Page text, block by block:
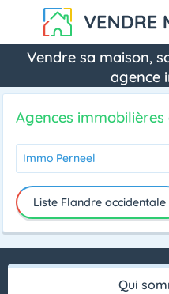
Vendre sa maison,
agence
Agences immobilières
Immo Perneel
Liste Flandre occidentale
Qui